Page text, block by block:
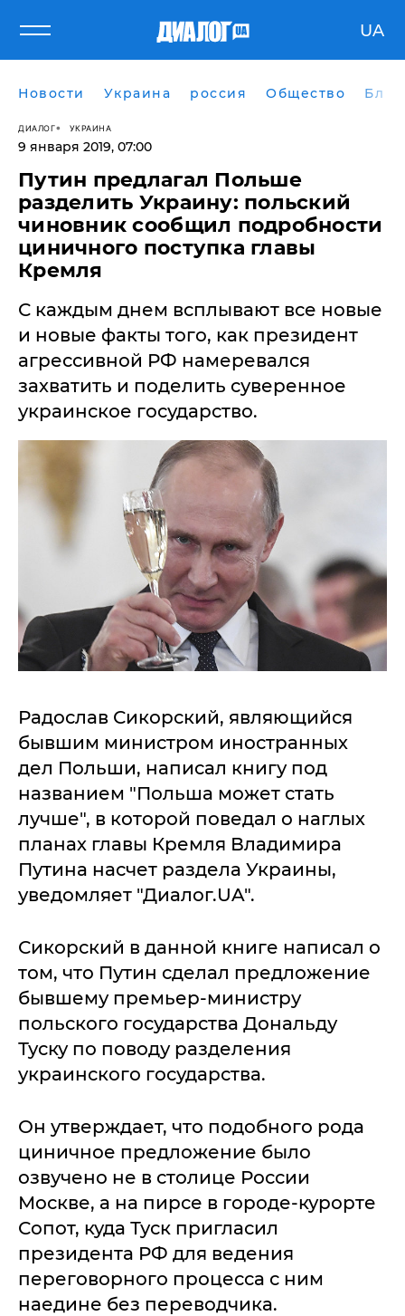
UA
Новости Украина россия Общество
ДИАЛОГ УКРАИНА
9 января 2019, 07:00
Путин предлагал Польше
разделить Украину: польский
чиновник сообщил подробности
циничного поступка главы
Кремля
С каждым днем всплывают все новые
и новые факты того, как президент
агрессивной РФ намеревался
захватить и поделить суверенное
украинское государство.
Радослав Сикорский, являющийся
бывшим министром иностранных
дел Польши, написал книгу под
названием "Польша может стать
лучше", в которой поведал о наглых
планах главы Кремля Владимира
Путина насчет раздела Украины,
уведомляет "Диалог.UA".
Сикорский в данной книге написал о
том, что Путин сделал предложение
бывшему премьер-министру
польского государства Дональду
Туску по поводу разделения
украинского государства.
Он утверждает, что подобного рода
циничное предложение было
озвучено не в столице России
Москве, а на пирсе в городе-курорте
Сопот, куда Туск пригласил
президента РФ для ведения
переговорного процесса с ним
наедине без переводчика.